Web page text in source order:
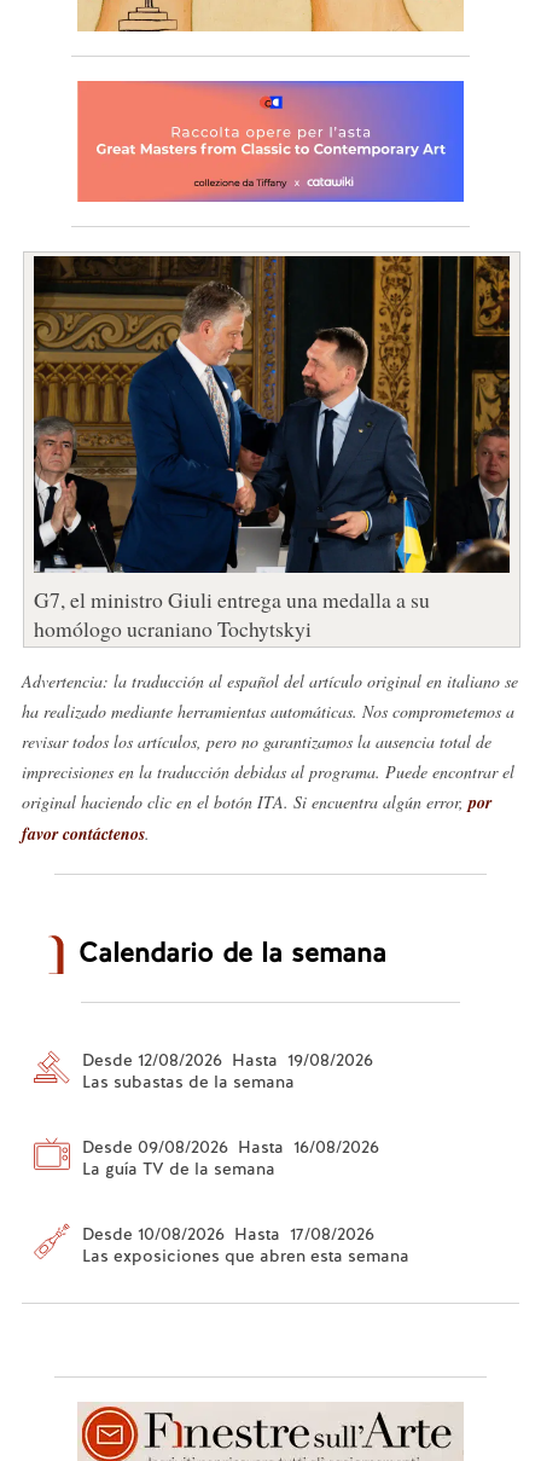
G7, el ministro Giuli entrega una medalla a su
homólogo ucraniano Tochytskyi
Advertencia: la traducción al español del artículo original en italiano se
ha realizado mediante herramientas automáticas. Nos comprometemos a
revisar todos los artículos, pero no garantizamos la ausencia total de
imprecisiones en la traducción debidas al programa. Puede encontrar el
original haciendo clic en el botón ITA. Si encuentra algún error, por
favor contáctenos.
Calendario de la semana
Desde 12/08/2026 Hasta 19/08/2026
Las subastas de la semana
Desde 09/08/2026 Hasta 16/08/2026
La guía TV de la semana
Desde 10/08/2026 Hasta 17/08/2026
Las exposiciones que abren esta semana